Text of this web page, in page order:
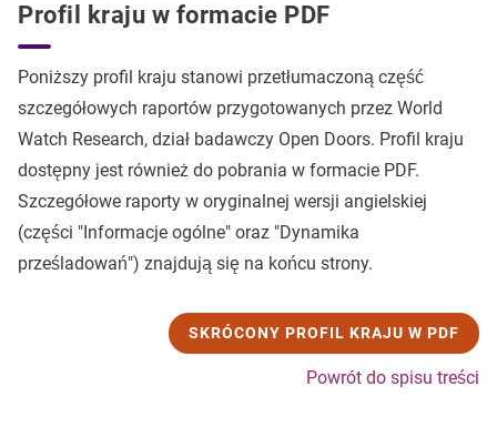
Profil kraju w formacie PDF
Poniższy profil kraju stanowi przetłumaczoną część
szczegółowych raportów przygotowanych przez World
Watch Research, dział badawczy Open Doors. Profil kraju
dostępny jest również do pobrania w formacie PDF.
Szczegółowe raporty w oryginalnej wersji angielskiej
(części "Informacje ogólne" oraz "Dynamika
prześladowań") znajdują się na końcu strony.
SKRÓCONY PROFIL KRAJU W PDF
Powrót do spisu treści